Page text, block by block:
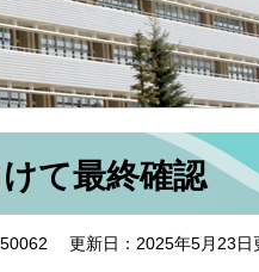
て最終確認
更新日：2025年5月23日